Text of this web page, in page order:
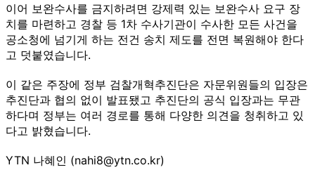
이어 보완수사를 금지하려면 강제력 있는 보완수사 요구 장
치를 마련하고 경찰 등 1차 수사기관이 수사한 모든 사건을
공소청에 넘기게 하는 전건 송치 제도를 전면 복원해야 한다
고 덧붙였습니다.
이 같은 주장에 정부 검찰개혁추진단은 자문위원들의 입장은
추진단과 협의 없이 발표됐고 추진단의 공식 입장과는 무관
하다며 정부는 여러 경로를 통해 다양한 의견을 청취하고 있
다고 밝혔습니다.
YTN 나혜인 (nahi8@ytn.co.kr)